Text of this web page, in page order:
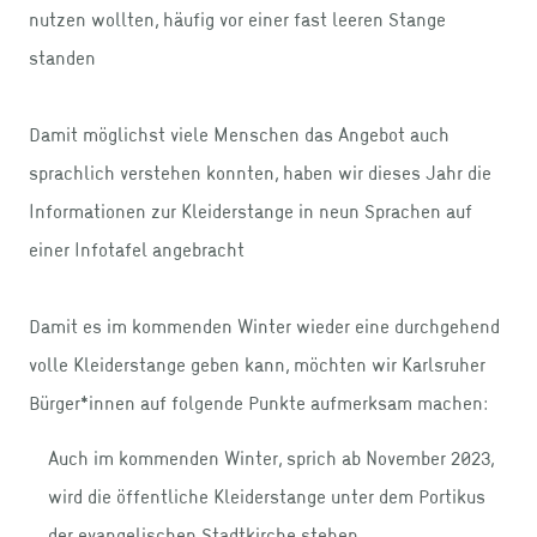
nutzen wollten, häufig vor einer fast leeren Stange
standen
Damit möglichst viele Menschen das Angebot auch
sprachlich verstehen konnten, haben wir dieses Jahr die
Informationen zur Kleiderstange in neun Sprachen auf
einer Infotafel angebracht
Damit es im kommenden Winter wieder eine durchgehend
volle Kleiderstange geben kann, möchten wir Karlsruher
Bürger*innen auf folgende Punkte aufmerksam machen:
Auch im kommenden Winter, sprich ab November 2023,
wird die öffentliche Kleiderstange unter dem Portikus